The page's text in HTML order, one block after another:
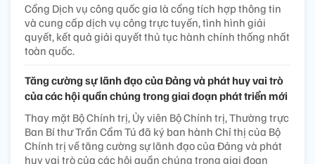
Cổng Dịch vụ công quốc gia là cổng tích hợp thông tin
và cung cấp dịch vụ công trực tuyến, tình hình giải
quyết, kết quả giải quyết thủ tục hành chính thống nhất
toàn quốc.
Tăng cường sự lãnh đạo của Đảng và phát huy vai trò
của các hội quần chúng trong giai đoạn phát triển mới
Thay mặt Bộ Chính trị, Ủy viên Bộ Chính trị, Thường trực
Ban Bí thư Trần Cẩm Tú đã ký ban hành Chỉ thị của Bộ
Chính trị về tăng cường sự lãnh đạo của Đảng và phát
huy vai trò của các hội quần chúng trong giai đoạn